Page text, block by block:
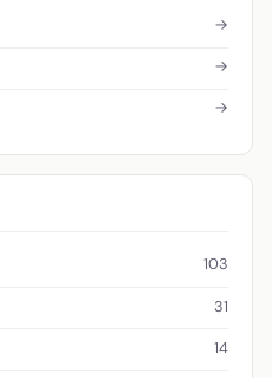
→
→
→
103
31
14